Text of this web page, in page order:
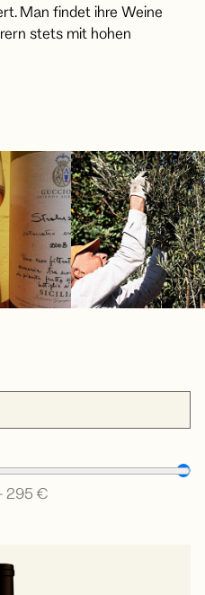
Man findet ihre Weine
stets mit hohen
295 €